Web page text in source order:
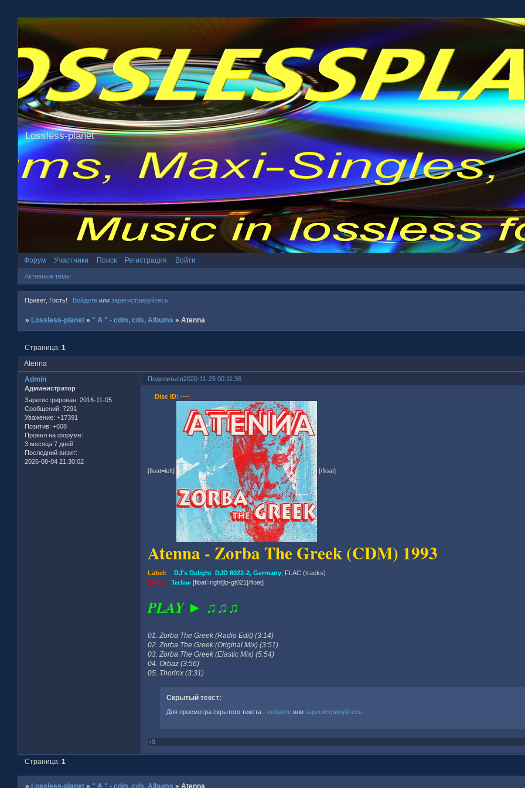
Lossless-planet
Форум Участники Поиск Регистрация Войти
Активные темы
Привет, Гость! Войдитеили зарегистрируйтесь.
» Lossless-planet » " A " - cdm, cds, Albums »Atenna
Atenna
Страница:1
Поделиться2020-11-25 00:11:36
Admin
Администратор
Зарегистрирован: 2016-11-05
Сообщений: 7291
Уважение: +17391
Позитив: +608
Провел на форуме:
3 месяца 7 дней
Последний визит:
2026-08-04 21:30:02
Disc ID: ----
[float=left] [/float]
Atenna - Zorba The Greek (CDM) 1993
Label: DJ's Delight DJD 8022-2, Germany , FLAC (tracks)
Style:Techno[float=right]lp-gt021[/float]
PLAY ► ♫♫♫
01. Zorba The Greek (Radio Edit) (3:14)
02. Zorba The Greek (Original Mix) (3:51)
03. Zorba The Greek (Elastic Mix) (5:54)
04. Orbaz (3:56)
05. Thorinx (3:31)
Скрытый текст:
Для просмотра скрытого текста - войдитеили зарегистрируйтесь
+9
Страница:1
»Lossless-planet » " A " - cdm, cds, Albums »Atenna